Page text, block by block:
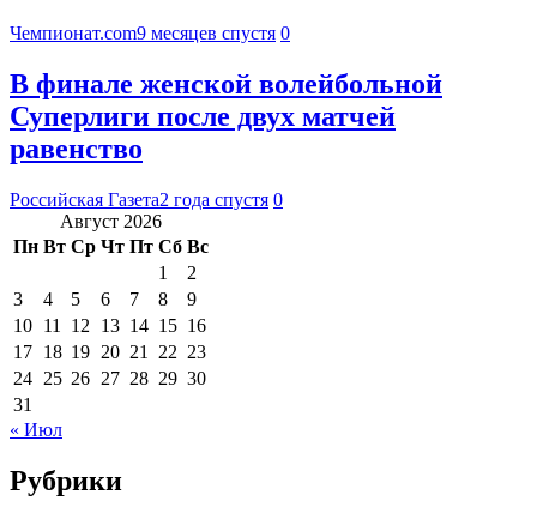
Чемпионат.com9 месяцев спустя 0
В финале женской волейбольной
Суперлиги после двух матчей
равенство
Российская Газета2 года спустя 0
Август 2026
Пн Вт Ср Чт Пт Сб Вс
1
2
3
4 5 6 7 8
9
10 11 12 13 14 15 16
17 18 19 20 21 22 23
24 25 26 27 28 29 30
31
« Июл
Рубрики